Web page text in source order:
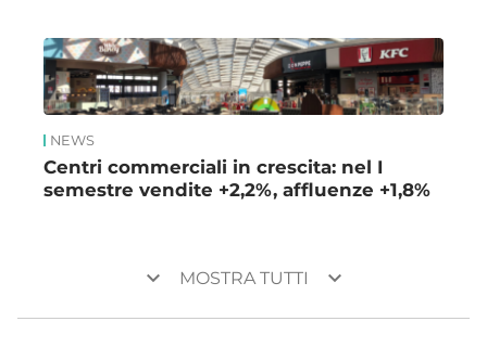
NEWS
Centri commerciali in crescita: nel I
semestre vendite +2,2%, affluenze +1,8%
keyboard_arrow_down MOSTRA TUTTI keyboard_arrow_down